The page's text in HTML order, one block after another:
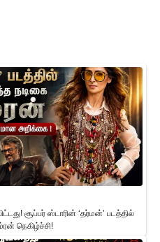
சூப்பர் ஸ்டாரின் ‘தர்மன்’ படத்தில்
நெகிழ்ச்சி!